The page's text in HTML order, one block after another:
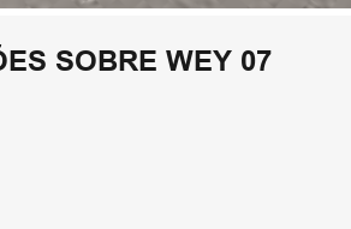
SOBRE WEY 07